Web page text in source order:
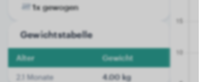
1x gewogen
Gewichtstabelle
Alter Gewicht
2.1 Monate 4.00 kg